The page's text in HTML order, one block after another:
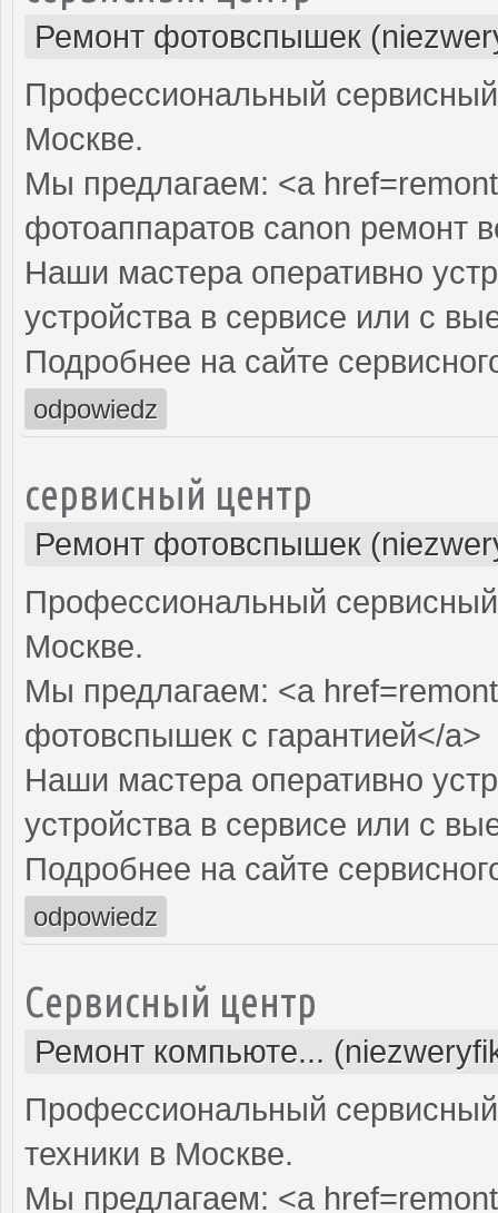
Ремонт фотовспышек
Профессиональный
Москве.
Мы предлагаем: <a
фотоаппаратов canon ремонт
Наши мастера оперативно
устройства в сервисе или с
Подробнее на сайте
odpowiedz
сервисный центр
Ремонт фотовспышек
Профессиональный
Москве.
Мы предлагаем: <a
фотовспышек с гарантией</a>
Наши мастера оперативно
устройства в сервисе или с
Подробнее на сайте
odpowiedz
Сервисный центр
Ремонт компьюте...
Профессиональный
техники в Москве.
Мы предлагаем: <a